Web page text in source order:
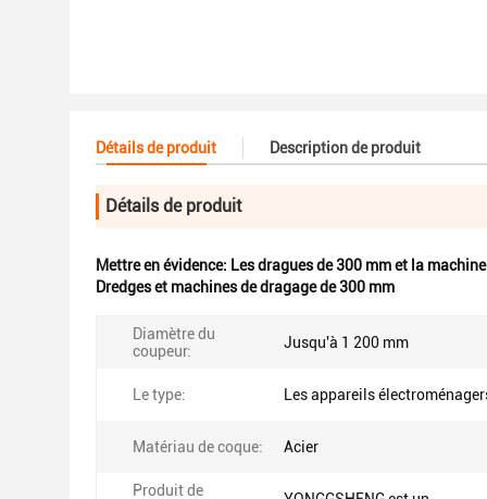
Détails de produit Description de produit
Détails de produit
Mettre en évidence: Les dragues de 300 mm et la
Dredges et machines de dragage de 300 mm
Diamètre du
coupeur:
Jusqu'à 1 200 mm
Le type: Les appareils
Matériau de coque: Acier
Produit de